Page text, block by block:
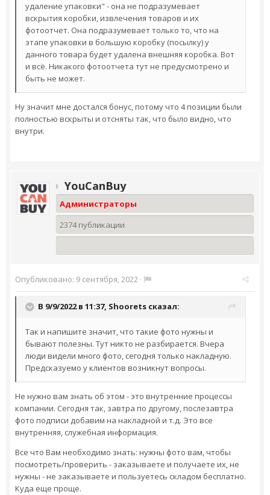
удаление упаковки" - она не подразумевает
вскрытия коробки, извлечения товаров и их
фотоотчет. Она подразумевает только то, что на
этапе упаковки в большую коробку (посылку) у
данного товара будет удалена внешняя коробка. Вот
и всё. Никакого фотоотчета тут не предусмотрено и
быть не может.
Ну значит мне достался бонус, потому что 4 позиции были
полностью вскрыты и отсняты так, что было видно, что
внутри.
YouCanBuy
Администраторы
2374 публикации
Опубликовано: 9 сентября, 2022 ·
В 9/9/2022 в 11:37, Shoorets сказал:
Так и напишите значит, что такие фото нужны и
бывают полезны. Тут никто не разбирается. Вчера
люди видели много фото, сегодня только накладную.
Предсказуемо у клиентов возникнут вопросы.
Не нужно вам знать об этом - это внутренние процессы
компании. Сегодня так, завтра по другому, послезавтра
фото подписи добавим на накладной и т.д. Это все
внутренняя, служебная информация.
Все что Вам необходимо знать: нужны фото вам, чтобы
посмотреть/проверить - заказываете и получаете их, не
нужны - не заказываете и пользуетесь складом бесплатно.
Куда еще проще.